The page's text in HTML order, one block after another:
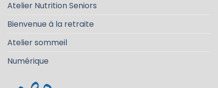
Atelier Nutrition Seniors
Bienvenue à la retraite
Atelier sommeil
Numérique